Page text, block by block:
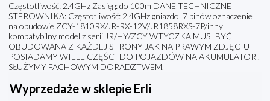
Częstotliwość: 2.4GHz Zasięg: do 100m DANE TECHNICZNE
STEROWNIKA: Częstotliwość: 2.4GHz gniazdo 7 pinów oznaczenie
na obudowie ZCY-1810RX/JR-RX-12V/JR1858RXS-7P/inny
kompatybilny model z serii JR/HY/ZCY WTYCZKA MUSI BYĆ
OBUDOWANA Z KAŻDEJ STRONY JAK NA PRAWYM ZDJĘCIU
POSIADAMY WIELE CZĘŚCI DO POJAZDÓW NA AKUMULATOR .
SŁUŻYMY FACHOWYM DORADZTWEM.
Wyprzedaże w sklepie Erli